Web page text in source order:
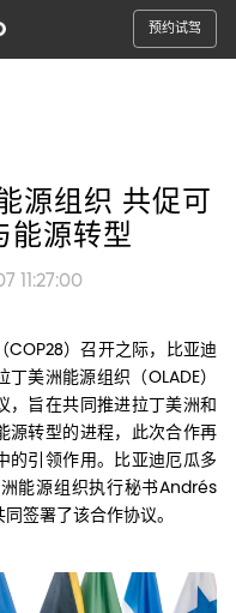
预约试驾
源组织 共促可
能源转型
11:27:00
COP28）召开之际，比亚迪
美洲能源组织（OLADE）
，旨在共同推进拉丁美洲和
源转型的进程，此次合作再
的引领作用。比亚迪厄瓜多
能源组织执行秘书Andrés
签署了该合作协议。